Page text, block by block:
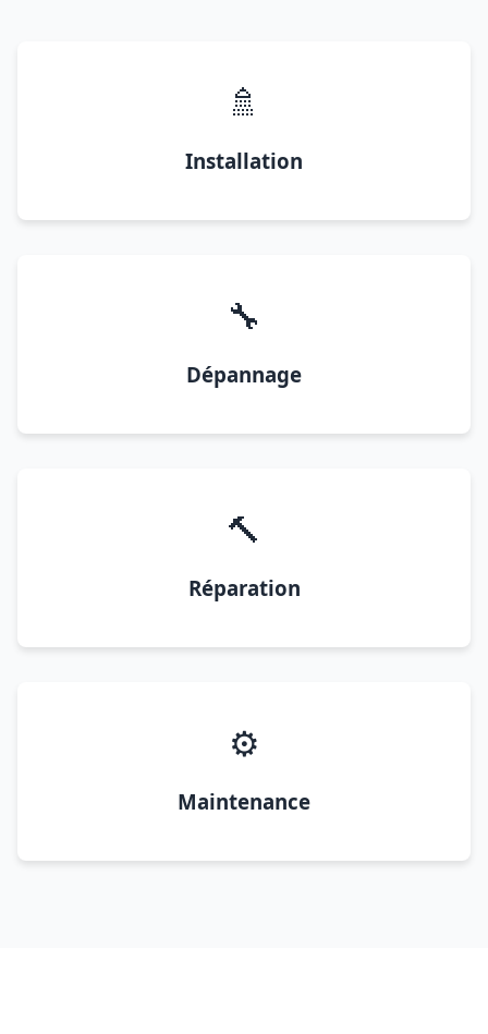
🚿
Installation
🔧
Dépannage
🔨
Réparation
⚙️
Maintenance